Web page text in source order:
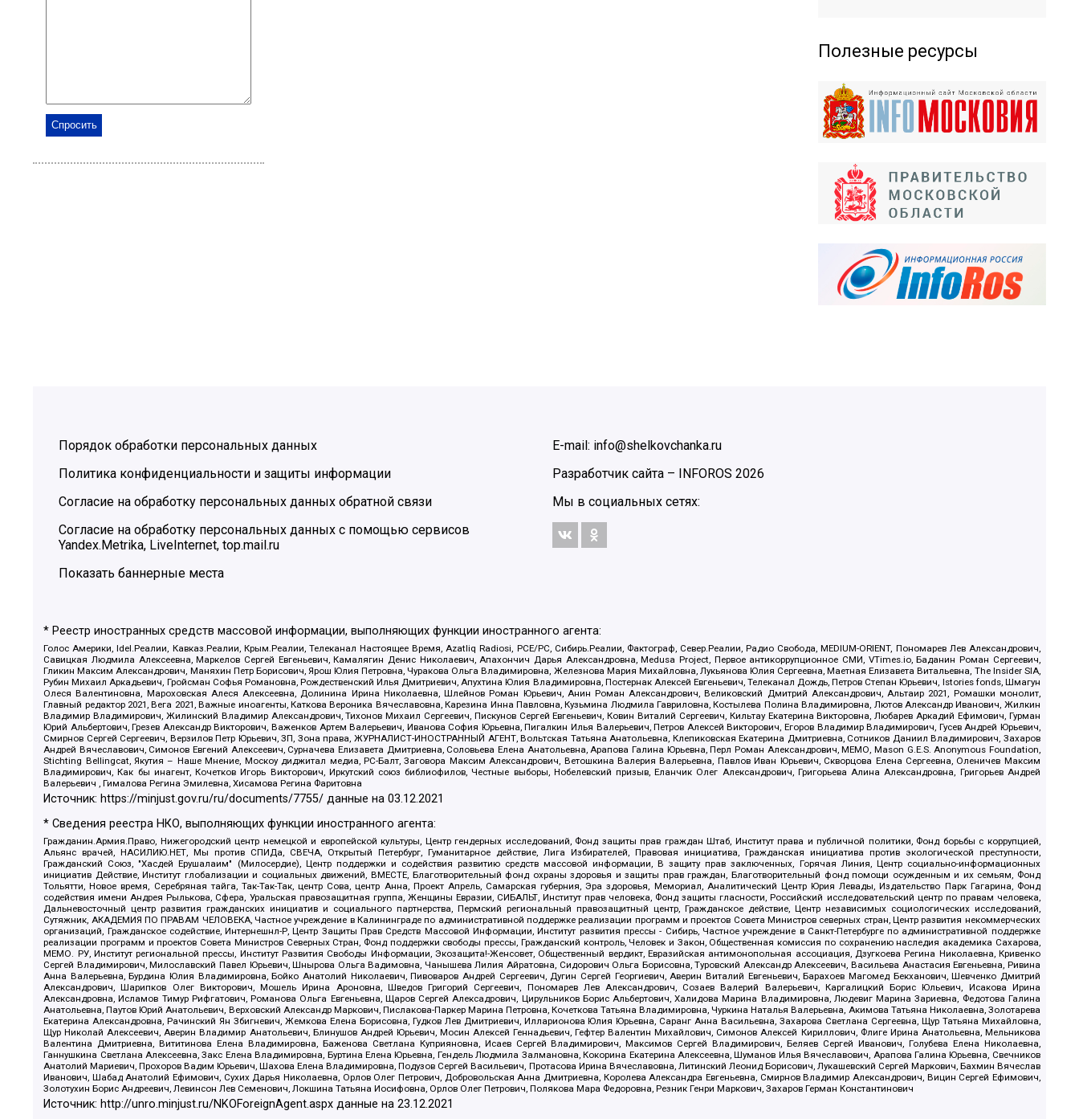
Полезные ресурсы
Порядок обработки персональных данных
Политика конфиденциальности и защиты информации
Согласие на обработку персональных данных обратной связи
Согласие на обработку персональных данных с помощью сервисов
Yandex.Metrika, LiveInternet, top.mail.ru
Показать баннерные места
E-mail: info@shelkovchanka.ru
Разработчик сайта –
INFOROS 2026
Мы в социальных сетях:
* Реестр иностранных средств массовой информации, выполняющих функции иностранного агента:
Голос Америки, Idel.Реалии, Кавказ.Реалии, Крым.Реалии, Телеканал Настоящее Время, Azatliq Radiosi, PCE/PC, Сибирь.Реалии, Фактограф, Север.Реалии, Радио Свобода, MEDIUM-ORIENT, Пономарев Лев Александрович,
Савицкая Людмила Алексеевна, Маркелов Сергей Евгеньевич, Камалягин Денис Николаевич, Апахончич Дарья Александровна, Medusa Project, Первое антикоррупционное СМИ, VTimes.io, Баданин Роман Сергеевич,
Гликин Максим Александрович, Маняхин Петр Борисович, Ярош Юлия Петровна, Чуракова Ольга Владимировна, Железнова Мария Михайловна, Лукьянова Юлия Сергеевна, Маетная Елизавета Витальевна, The Insider SIA,
Рубин Михаил Аркадьевич, Гройсман Софья Романовна, Рождественский Илья Дмитриевич, Апухтина Юлия Владимировна, Постернак Алексей Евгеньевич, Телеканал Дождь, Петров Степан Юрьевич, Istories fonds, Шмагун
Олеся Валентиновна, Мароховская Алеся Алексеевна, Долинина Ирина Николаевна, Шлейнов Роман Юрьевич, Анин Роман Александрович, Великовский Дмитрий Александрович, Альтаир 2021, Ромашки монолит,
Главный редактор 2021, Вега 2021, Важные иноагенты, Каткова Вероника Вячеславовна, Карезина Инна Павловна, Кузьмина Людмила Гавриловна, Костылева Полина Владимировна, Лютов Александр Иванович, Жилкин
Владимир Владимирович, Жилинский Владимир Александрович, Тихонов Михаил Сергеевич, Пискунов Сергей Евгеньевич, Ковин Виталий Сергеевич, Кильтау Екатерина Викторовна, Любарев Аркадий Ефимович, Гурман
Юрий Альбертович, Грезев Александр Викторович, Важенков Артем Валерьевич, Иванова София Юрьевна, Пигалкин Илья Валерьевич, Петров Алексей Викторович, Егоров Владимир Владимирович, Гусев Андрей Юрьевич,
Смирнов Сергей Сергеевич, Верзилов Петр Юрьевич, ЗП, Зона права, ЖУРНАЛИСТ-ИНОСТРАННЫЙ АГЕНТ, Вольтская Татьяна Анатольевна, Клепиковская Екатерина Дмитриевна, Сотников Даниил Владимирович, Захаров
Андрей Вячеславович, Симонов Евгений Алексеевич, Сурначева Елизавета Дмитриевна, Соловьева Елена Анатольевна, Арапова Галина Юрьевна, Перл Роман Александрович, МЕМО, Mason G.E.S. Anonymous Foundation,
Stichting Bellingcat, Якутия – Наше Мнение, Москоу диджитал медиа, РС-Балт, Заговора Максим Александрович, Ветошкина Валерия Валерьевна, Павлов Иван Юрьевич, Скворцова Елена Сергеевна, Оленичев Максим
Владимирович, Как бы инагент, Кочетков Игорь Викторович, Иркутский союз библиофилов, Честные выборы, Нобелевский призыв, Еланчик Олег Александрович, Григорьева Алина Александровна, Григорьев Андрей
Валерьевич , Гималова Регина Эмилевна, Хисамова Регина Фаритовна
Источник: https://minjust.gov.ru/ru/documents/7755/ данные на03.12.2021
* Сведения реестра НКО, выполняющих функции иностранного агента:
Гражданин.Армия.Право, Нижегородский центр немецкой и европейской культуры, Центр гендерных исследований, Фонд защиты прав граждан Штаб, Институт права и публичной политики, Фонд борьбы с коррупцией,
Альянс врачей, НАСИЛИЮ.НЕТ, Мы против СПИДа, СВЕЧА, Открытый Петербург, Гуманитарное действие, Лига Избирателей, Правовая инициатива, Гражданская инициатива против экологической преступности,
Гражданский Союз, "Хасдей Ерушалаим" (Милосердие), Центр поддержки и содействия развитию средств массовой информации, В защиту прав заключенных, Горячая Линия, Центр социально-информационных
инициатив Действие, Институт глобализации и социальных движений, ВМЕСТЕ, Благотворительный фонд охраны здоровья и защиты прав граждан, Благотворительный фонд помощи осужденным и их семьям, Фонд
Тольятти, Новое время, Серебряная тайга, Так-Так-Так, центр Сова, центр Анна, Проект Апрель, Самарская губерния, Эра здоровья, Мемориал, Аналитический Центр Юрия Левады, Издательство Парк Гагарина, Фонд
содействия имени Андрея Рылькова, Сфера, Уральская правозащитная группа, Женщины Евразии, СИБАЛЬТ, Институт прав человека, Фонд защиты гласности, Российский исследовательский центр по правам человека,
Дальневосточный центр развития гражданских инициатив и социального партнерства, Пермский региональный правозащитный центр, Гражданское действие, Центр независимых социологических исследований,
Сутяжник, АКАДЕМИЯ ПО ПРАВАМ ЧЕЛОВЕКА, Частное учреждение в Калининграде по административной поддержке реализации программ и проектов Совета Министров северных стран, Центр развития некоммерческих
организаций, Гражданское содействие, Интернешнл-Р, Центр Защиты Прав Средств Массовой Информации, Институт развития прессы - Сибирь, Частное учреждение в Санкт-Петербурге по административной поддержке
реализации программ и проектов Совета Министров Северных Стран, Фонд поддержки свободы прессы, Гражданский контроль, Человек и Закон, Общественная комиссия по сохранению наследия академика Сахарова,
МЕМО. РУ, Институт региональной прессы, Институт Развития Свободы Информации, Экозащита!-Женсовет, Общественный вердикт, Евразийская антимонопольная ассоциация, Дзугкоева Регина Николаевна, Кривенко
Сергей Владимирович, Милославский Павел Юрьевич, Шнырова Ольга Вадимовна, Чанышева Лилия Айратовна, Сидорович Ольга Борисовна, Туровский Александр Алексеевич, Васильева Анастасия Евгеньевна, Ривина
Анна Валерьевна, Бурдина Юлия Владимировна, Бойко Анатолий Николаевич, Пивоваров Андрей Сергеевич, Дугин Сергей Георгиевич, Аверин Виталий Евгеньевич, Барахоев Магомед Бекханович, Шевченко Дмитрий
Александрович, Шарипков Олег Викторович, Мошель Ирина Ароновна, Шведов Григорий Сергеевич, Пономарев Лев Александрович, Созаев Валерий Валерьевич, Каргалицкий Борис Юльевич, Исакова Ирина
Александровна, Исламов Тимур Рифгатович, Романова Ольга Евгеньевна, Щаров Сергей Алексадрович, Цирульников Борис Альбертович, Халидова Марина Владимировна, Людевиг Марина Зариевна, Федотова Галина
Анатольевна, Паутов Юрий Анатольевич, Верховский Александр Маркович, Пислакова-Паркер Марина Петровна, Кочеткова Татьяна Владимировна, Чуркина Наталья Валерьевна, Акимова Татьяна Николаевна, Золотарева
Екатерина Александровна, Рачинский Ян Збигневич, Жемкова Елена Борисовна, Гудков Лев Дмитриевич, Илларионова Юлия Юрьевна, Саранг Анна Васильевна, Захарова Светлана Сергеевна, Щур Татьяна Михайловна,
Щур Николай Алексеевич, Аверин Владимир Анатольевич, Блинушов Андрей Юрьевич, Мосин Алексей Геннадьевич, Гефтер Валентин Михайлович, Симонов Алексей Кириллович, Флиге Ирина Анатольевна, Мельникова
Валентина Дмитриевна, Вититинова Елена Владимировна, Баженова Светлана Куприяновна, Исаев Сергей Владимирович, Максимов Сергей Владимирович, Беляев Сергей Иванович, Голубева Елена Николаевна,
Ганнушкина Светлана Алексеевна, Закс Елена Владимировна, Буртина Елена Юрьевна, Гендель Людмила Залмановна, Кокорина Екатерина Алексеевна, Шуманов Илья Вячеславович, Арапова Галина Юрьевна, Свечников
Анатолий Мариевич, Прохоров Вадим Юрьевич, Шахова Елена Владимировна, Подузов Сергей Васильевич, Протасова Ирина Вячеславовна, Литинский Леонид Борисович, Лукашевский Сергей Маркович, Бахмин Вячеслав
Иванович, Шабад Анатолий Ефимович, Сухих Дарья Николаевна, Орлов Олег Петрович, Добровольская Анна Дмитриевна, Королева Александра Евгеньевна, Смирнов Владимир Александрович, Вицин Сергей Ефимович,
Золотухин Борис Андреевич, Левинсон Лев Семенович, Локшина Татьяна Иосифовна, Орлов Олег Петрович, Полякова Мара Федоровна, Резник Генри Маркович, Захаров Герман Константинович
Источник: http://unro.minjust.ru/NKOForeignAgent.aspx данные на23.12.2021